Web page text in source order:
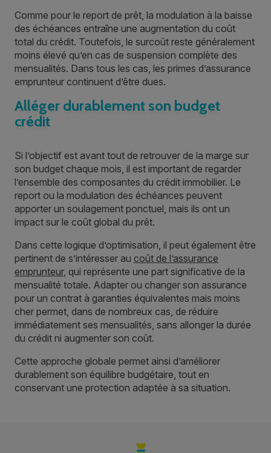
Comme pour le report de prêt, la modulation à la baisse
des échéances entraîne une augmentation du coût
total du crédit. Toutefois, le surcoût reste généralement
moins élevé qu’en cas de suspension complète des
mensualités. Dans tous les cas, les primes d’assurance
emprunteur continuent d’être dues.
Alléger durablement son budget
crédit
Si l’objectif est avant tout de retrouver de la marge sur
son budget chaque mois, il est important de regarder
l’ensemble des composantes du crédit immobilier. Le
report ou la modulation des échéances peuvent
apporter un soulagement ponctuel, mais ils ont un
impact sur le coût global du prêt.
Dans cette logique d’optimisation, il peut également être
pertinent de s’intéresser au coût de l’assurance
emprunteur, qui représente une part significative de la
mensualité totale. Adapter ou changer son assurance
pour un contrat à garanties équivalentes mais moins
cher permet, dans de nombreux cas, de réduire
immédiatement ses mensualités, sans allonger la durée
du crédit ni augmenter son coût.
Cette approche globale permet ainsi d’améliorer
durablement son équilibre budgétaire, tout en
conservant une protection adaptée à sa situation.